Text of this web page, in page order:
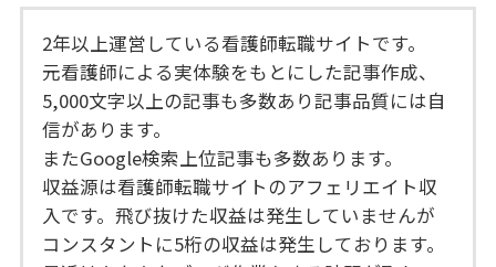
2年以上運営している看護師転職サイトです。
元看護師による実体験をもとにした記事作成、
5,000文字以上の記事も多数あり記事品質には自
信があります。
またGoogle検索上位記事も多数あります。
収益源は看護師転職サイトのアフェリエイト収
入です。飛び抜けた収益は発生していませんが
コンスタントに5桁の収益は発生しております。